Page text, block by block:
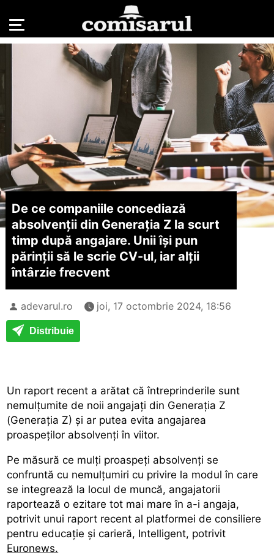
De ce companiile concediază
absolvenții din Generația Z la scurt
timp după angajare. Unii își pun
părinții să le scrie CV-ul, iar alții
întârzie frecvent
adevarul.ro joi, 17 octombrie 2024, 18:56
Distribuie
Un raport recent a arătat că întreprinderile sunt
nemulțumite de noii angajați din Generația Z
(Generația Z) și ar putea evita angajarea
proaspeților absolvenți în viitor.
Pe măsură ce mulți proaspeți absolvenți se
confruntă cu nemulțumiri cu privire la modul în care
se integrează la locul de muncă, angajatorii
raportează o ezitare tot mai mare în a-i angaja,
potrivit unui raport recent al platformei de consiliere
pentru educație și carieră, Intelligent, potrivit
Euronews.